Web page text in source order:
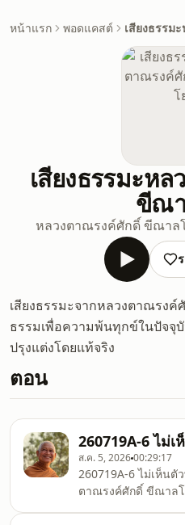
หน้าแรก พอดแคสต์ เสียงธรรม
เสียงธรรมะห
ขีณ
หลวงตาณรงค์ศักดิ์ ขีณาล
เสียงธรรมะจากหลวงตาณรง
ธรรมเพื่อความพ้นทุกข์ในปัจจุ
ปรุงแต่งโดยแท้จริง
ตอน
260719A-6 ไม่
ส.ค. 5, 202600:29:17
260719A-6 ไม่เห็นตั
ตาณรงค์ศักดิ์ ขีณาล